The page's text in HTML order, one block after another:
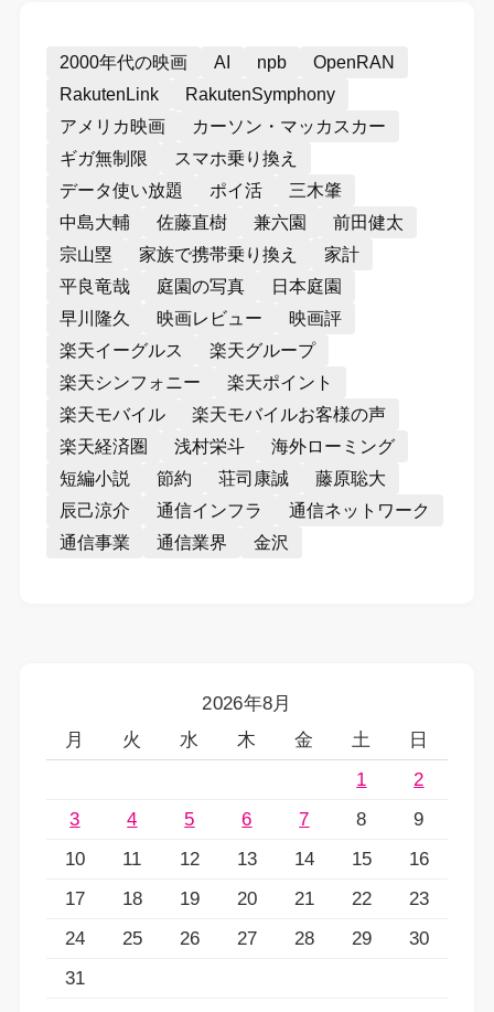
2000年代の映画 AI npb
OpenRAN
RakutenLink
RakutenSymphony
アメリカ映画
カーソン・マッカスカー
ギガ無制限
スマホ乗り換え
データ使い放題
ポイ活
三木肇
中島大輔
佐藤直樹 兼六園
前田健太
宗山塁
家族で携帯乗り換え
家計
平良竜哉
庭園の写真
日本庭園
早川隆久
映画レビュー
映画評
楽天イーグルス
楽天グループ
楽天シンフォニー
楽天ポイント
楽天モバイル
楽天モバイルお客様の声
楽天経済圏
浅村栄斗
海外ローミング
短編小説
節約 荘司康誠
藤原聡大
辰己涼介
通信インフラ
通信ネットワーク
通信事業
通信業界 金沢
2026年8月
月
火 水 木 金 土
日
1
2
3
4 5 6 7 8
9
10
11 12 13 14 15
16
17
18 19 20 21 22
23
24
25 26 27 28 29
30
31